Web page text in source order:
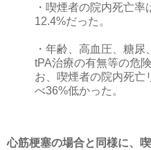
・喫煙者の院内死亡
12.4%だった。
・年齢、高血圧、糖尿
tPA治療の有無等の危
お、喫煙者の院内死亡
べ36%低かった。
心筋梗塞の場合と同様に、